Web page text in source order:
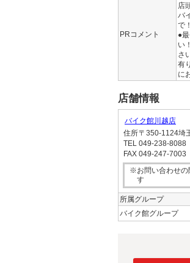
PRコメント
店
バ
で！
●
い
さ
有
に
店舗情報
バイク館川越店
住所〒350-1124埼
TEL 049-238-8088
FAX 049-247-7003
※お問い合わせの
す
所属グループ
バイク館グループ